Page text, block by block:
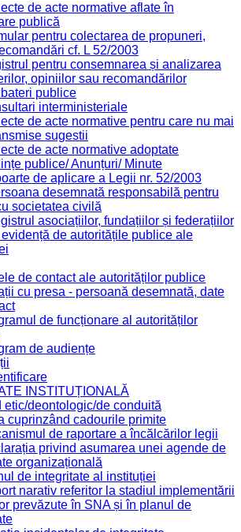
de acte normative aflate în
publică
pentru colectarea de propuneri,
cf. L 52/2003
pentru consemnarea și analizarea
opiniilor sau recomandărilor
publice
interministeriale
de acte normative pentru care nu mai
sugestii
de acte normative adoptate
publice/ Anunțuri/ Minute
de aplicare a Legii nr. 52/2003
desemnată responsabilă pentru
societatea civilă
asociațiilor, fundațiilor și federațiilor
evidență de autoritățile publice ale
de contact ale autorităților publice
cu presa - persoană desemnată, date
de funcționare al autorităților
de audiențe
INSTITUȚIONALĂ
etic/deontologic/de conduită
cuprinzând cadourile primite
de raportare a încălcărilor legii
privind asumarea unei agende de
organizațională
de integritate al instituției
narativ referitor la stadiul implementării
prevăzute în SNA și în planul de